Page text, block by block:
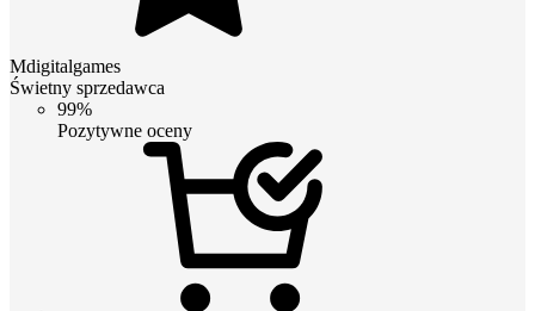
Mdigitalgames
Świetny sprzedawca
99%
Pozytywne oceny